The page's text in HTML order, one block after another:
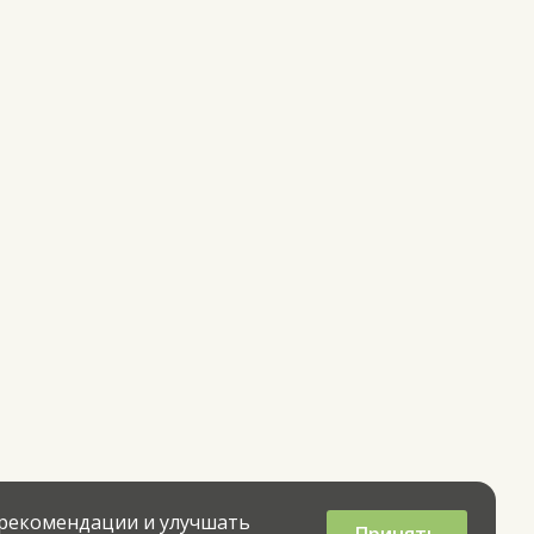
и улучшать